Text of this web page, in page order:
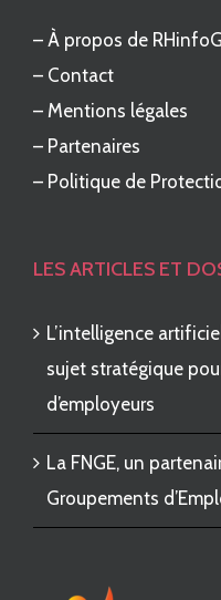
– À propos de
– Contact
– Mentions légales
– Partenaires
– Politique de
LES ARTICLES ET
L’intelligence
sujet stratégique
d’employeurs
La FNGE, un
Groupements